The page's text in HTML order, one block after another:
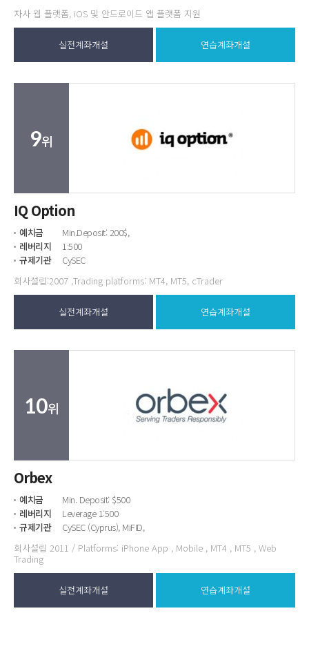
자사 웹 플랫폼, iOS 및 안드로이드 앱 플랫폼 지원
실전계좌개설 연습계좌개설
9위
IQ Option
예치금
Min.Deposit: 200$,
레버리지
1:500
규제기관
CySEC
회사설립:2007 ,Trading platforms: MT4, MT5, cTrader
실전계좌개설 연습계좌개설
10위
Orbex
예치금
Min. Deposit: $500
레버리지
Leverage 1:500
규제기관
CySEC (Cyprus), MiFID,
회사설립 2011 / Platforms: iPhone App , Mobile , MT4 , MT5 , Web
Trading
실전계좌개설 연습계좌개설